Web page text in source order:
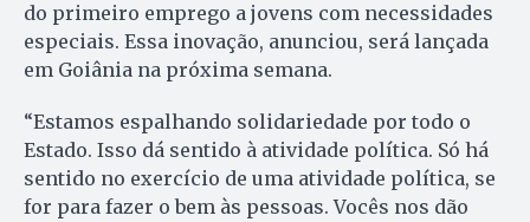
do primeiro emprego a jovens com necessidades
especiais. Essa inovação, anunciou, será lançada
em Goiânia na próxima semana.
“Estamos espalhando solidariedade por todo o
Estado. Isso dá sentido à atividade política. Só há
sentido no exercício de uma atividade política, se
for para fazer o bem às pessoas. Vocês nos dão